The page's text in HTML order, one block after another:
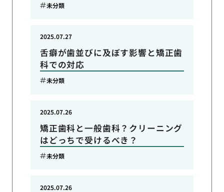
未分類
舌癖が歯並びに及ぼす影響と矯正歯
科での対応
2025.07.27
未分類
矯正歯科と一般歯科？クリーニング
はどっちで受けるべき？
2025.07.26
未分類
2025.07.26